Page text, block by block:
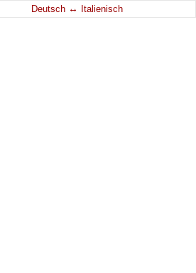
Deutsch ↔ Italienisch